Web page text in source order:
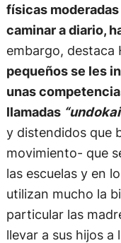
físicas
caminar a diario,
embargo, destaca
pequeños se les
unas
llamadas
y distendidos que
movimiento- que
las escuelas y en
utilizan mucho la
particular las
llevar a sus hijos a